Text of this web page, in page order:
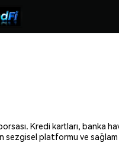
Kredi kartları, banka
sezgisel platformu ve